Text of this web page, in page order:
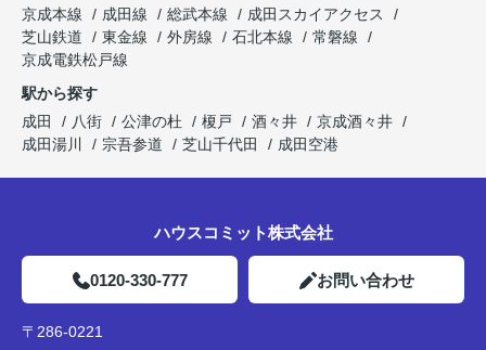
京成本線
成田線 総武本線
成田スカイアクセス
芝山鉄道
東金線 外房線 石北本線
常磐線
京成電鉄松戸線
駅から探す
成田
八街 公津の杜 榎戸 酒々井
京成酒々井
成田湯川
宗吾参道 芝山千代田 成田空港
ハウスコミット株式会社
0120-330-777 お問い合わせ
〒286-0221